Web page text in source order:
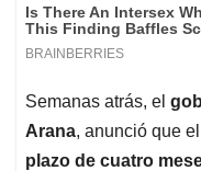
Semanas atrás, el
Arana, anunció que
plazo de cuatro